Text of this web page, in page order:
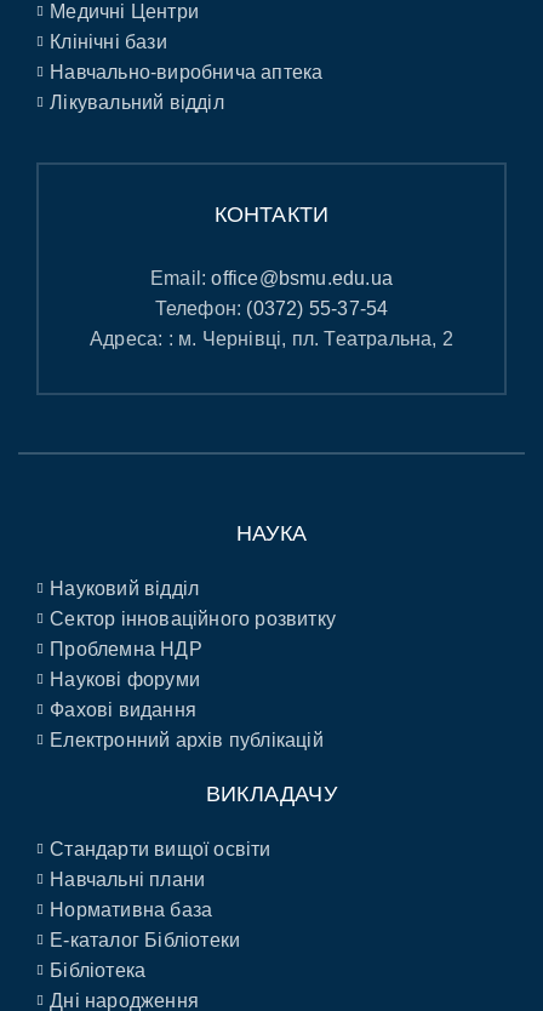
Медичні Центри
Клінічні бази
Навчально-виробнича аптека
Лікувальний відділ
КОНТАКТИ
Email:office@bsmu.edu.ua
Телефон: (0372) 55-37-54
Адреса: : м. Чернівці, пл. Театральна, 2
НАУКА
Науковий відділ
Сектор інноваційного розвитку
Проблемна НДР
Наукові форуми
Фахові видання
Електронний архів публікацій
ВИКЛАДАЧУ
Стандарти вищої освіти
Навчальні плани
Нормативна база
E-каталог Бібліотеки
Бібліотека
Дні народження